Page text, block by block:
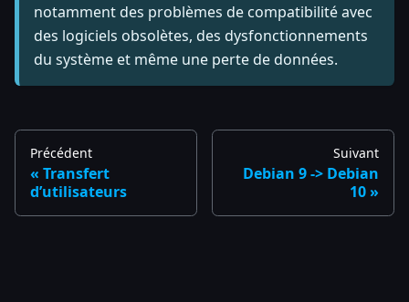
notamment des problèmes de compatibilité avec
des logiciels obsolètes, des dysfonctionnements
du système et même une perte de données.
Précédent
Transfert
d’utilisateurs
Suivant
Debian 9 -> Debian
10